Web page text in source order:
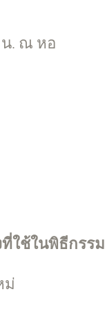
น. ณ หอ
ใช้ในพิธีกรรม
ม่